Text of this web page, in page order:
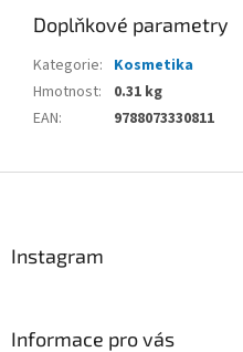
Doplňkové parametry
Kategorie: Kosmetika
Hmotnost:
0.31 kg
EAN: 9788073330811
Instagram
Informace pro vás